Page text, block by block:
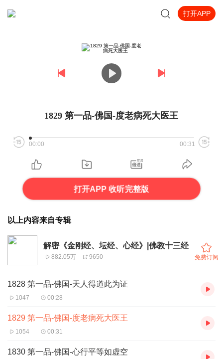
打开APP
1829 第一品-佛国-度老病死大医王
00:00 00:31
打开APP 收听完整版
以上内容来自专辑
解密《金刚经、坛经、心经》|佛教十三经
882.05万 9650 免费订阅
1828 第一品-佛国-天人得道此为证
1047 00:28
1829 第一品-佛国-度老病死大医王
1054 00:31
1830 第一品-佛国-心行平等如虚空